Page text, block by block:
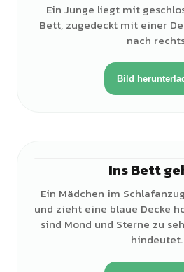
Ein Junge liegt mit
Bett, zugedeckt mit einer
nach
Bild
Ins Bett
Ein Mädchen im
und zieht eine blaue Decke
sind Mond und Sterne zu
hindeutet.